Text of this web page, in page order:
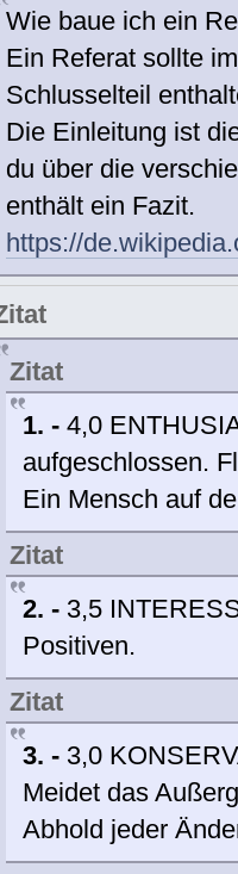
Wie baue ich ein
Ein Referat sollte
Schlusselteil
Die Einleitung ist
du über die
enthält ein Fazit.
https://
Zitat
1. -4,0
aufgeschlossen.
Ein Mensch auf
Zitat
2. - 3,5
Positiven.
Zitat
3. - 3,0
Meidet das
Abhold jeder